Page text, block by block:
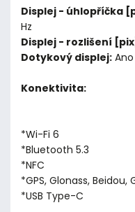
Displej - úhlopříčka
Hz
Displej - rozlišení
Dotykový displej: Ano
Konektivita:
*Wi-Fi 6
*Bluetooth 5.3
*NFC
*GPS, Glonass, Beidou,
*USB Type-C